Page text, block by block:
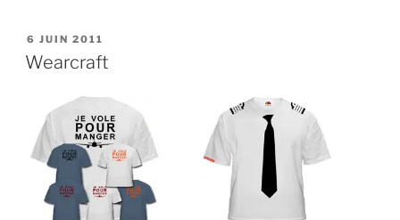
PUBLIÉ
LE
6 JUIN 2011
Wearcraft